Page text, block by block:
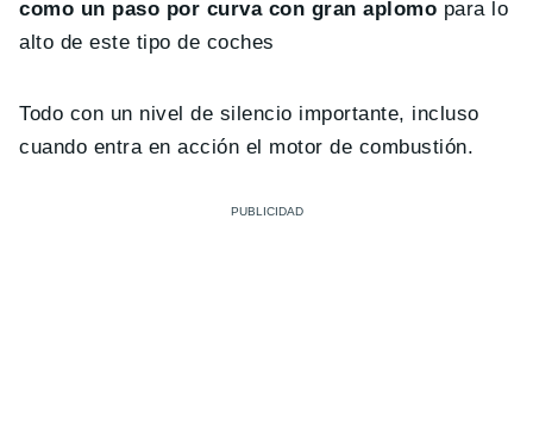
como un paso por curva con gran aplomo para lo
alto de este tipo de coches
Todo con un nivel de silencio importante, incluso
cuando entra en acción el motor de combustión.